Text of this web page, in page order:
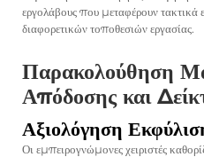
εργολάβους που μεταφέρουν
διαφορετικών τοποθεσιών εργασίας.
Παρακολούθηση
Απόδοσης και
Αξιολόγηση
Οι εμπειρογνώμονες χειριστές